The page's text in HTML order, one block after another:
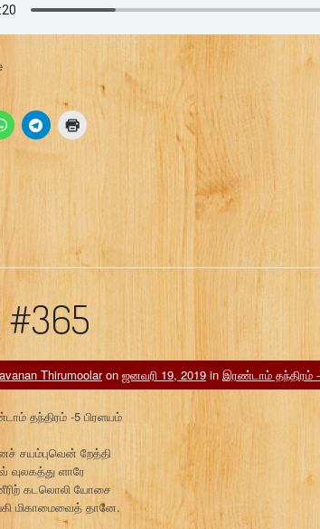
Thirumoolaron ஜனவரி 19, 2019 in இரண்டாம் தந்திரம்
தந்திரம் -5 பிரளயம்
சயம்புவென் றேத்தி
ளாரே
கடலொலி யோசை
மிகாமைவைத் தானே.